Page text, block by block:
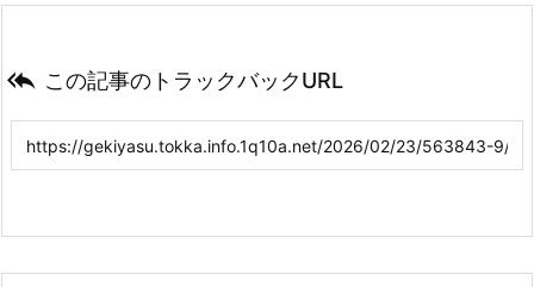
 この記事のトラックバックURL